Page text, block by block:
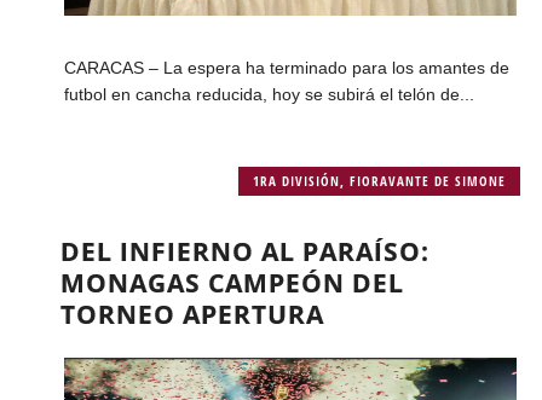
CARACAS – La espera ha terminado para los amantes de
futbol en cancha reducida, hoy se subirá el telón de...
1RA DIVISIÓN ,FIORAVANTE DE SIMONE
DEL INFIERNO AL PARAÍSO:
MONAGAS CAMPEÓN DEL
TORNEO APERTURA